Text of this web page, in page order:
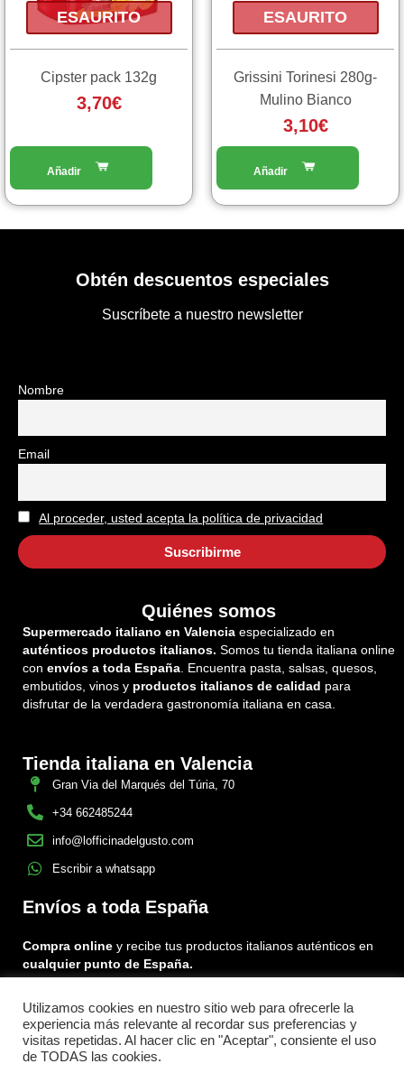
ESAURITO
Cipster pack 132g
3,70€
ESAURITO
Grissini Torinesi 280g-
Mulino Bianco
3,10€
Obtén descuentos especiales
Suscríbete a nuestro newsletter
Nombre
Email
Al proceder, usted acepta la política de privacidad
Quiénes somos
Supermercado italiano en Valencia especializado en
auténticos productos italianos. Somos tu tienda italiana online
con envíos a toda España . Encuentra pasta, salsas, quesos,
embutidos, vinos y productos italianos de calidad para
disfrutar de la verdadera gastronomía italiana en casa.
Tienda italiana en Valencia
Gran Via del Marqués del Túria, 70
+34 662485244
info@lofficinadelgusto.com
Escribir a whatsapp
Envíos a toda España
Compra online y recibe tus productos italianos auténticos en
cualquier punto de España.
Encuéntranos en:
FacebookInstagram
Tiktok
Utilizamos cookies en nuestro sitio web para ofrecerle la
experiencia más relevante al recordar sus preferencias y
visitas repetidas. Al hacer clic en "Aceptar", consiente el uso
de TODAS las cookies.